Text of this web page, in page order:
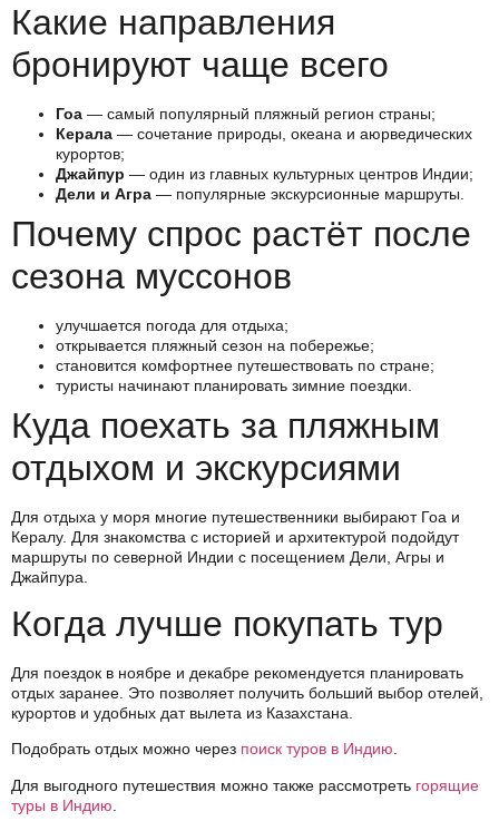
Какие направления
бронируют чаще всего
Гоа — самый популярный пляжный регион страны;
Керала — сочетание природы, океана и аюрведических
курортов;
Джайпур — один из главных культурных центров Индии;
Дели и Агра — популярные экскурсионные маршруты.
Почему спрос растёт после
сезона муссонов
улучшается погода для отдыха;
открывается пляжный сезон на побережье;
становится комфортнее путешествовать по стране;
туристы начинают планировать зимние поездки.
Куда поехать за пляжным
отдыхом и экскурсиями
Для отдыха у моря многие путешественники выбирают Гоа и
Кералу. Для знакомства с историей и архитектурой подойдут
маршруты по северной Индии с посещением Дели, Агры и
Джайпура.
Когда лучше покупать тур
Для поездок в ноябре и декабре рекомендуется планировать
отдых заранее. Это позволяет получить больший выбор отелей,
курортов и удобных дат вылета из Казахстана.
Подобрать отдых можно через поиск туров в Индию.
Для выгодного путешествия можно также рассмотреть горящие
туры в Индию